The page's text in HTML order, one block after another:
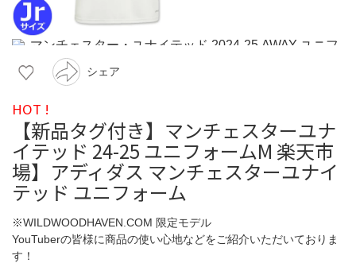
シェア
HOT !
【新品タグ付き】マンチェスターユナ
イテッド 24-25 ユニフォームM 楽天市
場】アディダス マンチェスターユナイ
テッド ユニフォーム
※WILDWOODHAVEN.COM 限定モデル
YouTuberの皆様に商品の使い心地などをご紹介いただいておりま
す！